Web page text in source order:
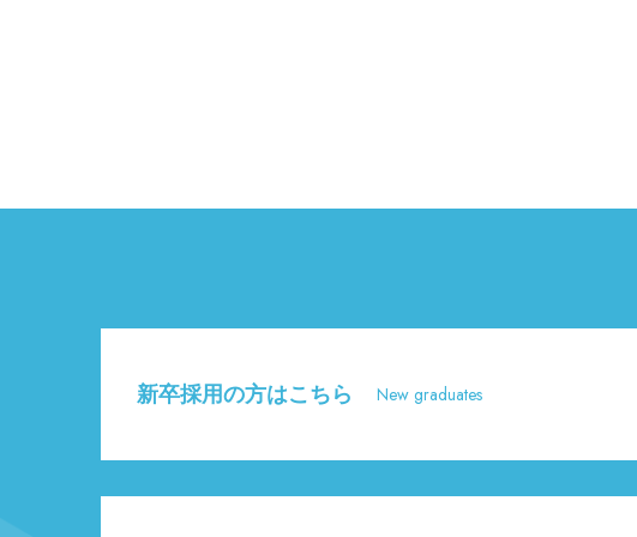
新卒採用の方はこちら New graduates